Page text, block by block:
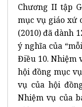
Chương II tập
mục vụ giáo xứ
(2010) đã dành
ý nghĩa của
Điều 10. Nhiệm
hội đồng mục
vụ của hội
Nhiệm vụ của